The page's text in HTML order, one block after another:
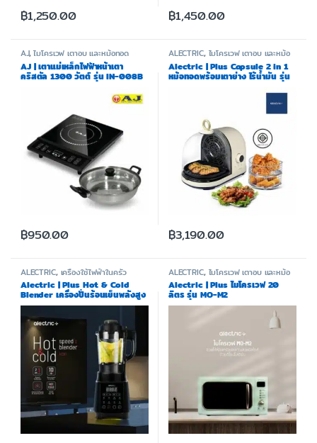
฿1,250.00 ฿1,450.00
AJ,ไมโครเวฟ เตาอบ และหม้อทอด
AJ | เตาแม่เหล็กไฟฟ้าหน้าเตา
คริสตัล 1300 วัตต์ รุ่น IN-008B
฿950.00
ALECTRIC, ไมโครเวฟ เตาอบ และหม้อ
ทอด
Alectric | Plus Capsule 2 in 1
หม้อทอดพร้อมเตาย่าง ไร้น้ำมัน รุ่น
฿3,190.00
ALECTRIC, เครื่องใช้ไฟฟ้าในครัว
Alectric | Plus Hot & Cold
Blender เครื่องปั่นร้อนเย็นพลังสูง
1.75 ลิตร 1000 วัตต์ รุ่น HCB1 –
รับประกัน 3 ปี
ALECTRIC, ไมโครเวฟ เตาอบ และหม้อ
ทอด
Alectric | Plus ไมโครเวฟ 20
ลิตร รุ่น MO-M2